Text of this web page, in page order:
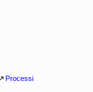
Processi